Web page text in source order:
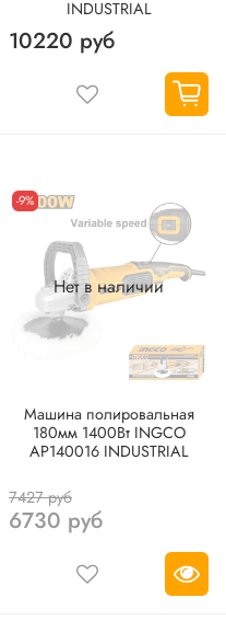
INDUSTRIAL
10220 руб
Нет в наличии
-9%
Машина полировальная
180мм 1400Вт INGCO
AP140016 INDUSTRIAL
7427 руб
6730 руб